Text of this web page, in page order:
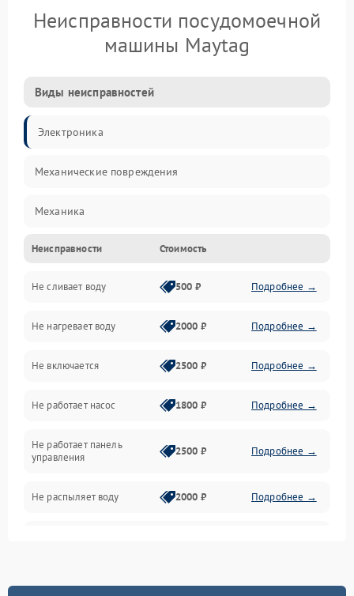
Неисправности посудомоечной
машины Maytag
Виды неисправностей
Электроника
Механические повреждения
Механика
Управление
Электропитание
Датчики
Нагрев
Вода
Гигиена
Программное обеспечение
Неисправности Стоимость
Не сливает воду 500 ₽ Подробнее →
Не нагревает воду 2000 ₽ Подробнее →
Не включается 2500 ₽ Подробнее →
Не работает насос 1800 ₽ Подробнее →
Не работает панель
управления
2500 ₽ Подробнее →
Не распыляет воду 2000 ₽ Подробнее →
Проблемы с набором